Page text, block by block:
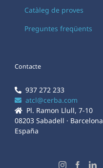
Catàleg de proves
Preguntes freqüents
Contacte
937 272 233
atcl@cerba.com
Pl. Ramon Llull, 7-10
08203 Sabadell · Barcelona
España